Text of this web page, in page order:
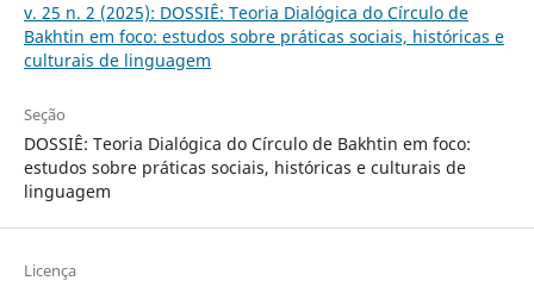
v. 25 n. 2 (2025): DOSSIÊ: Teoria Dialógica do Círculo de
Bakhtin em foco: estudos sobre práticas sociais, históricas e
culturais de linguagem
Seção
DOSSIÊ: Teoria Dialógica do Círculo de Bakhtin em foco:
estudos sobre práticas sociais, históricas e culturais de
linguagem
Licença